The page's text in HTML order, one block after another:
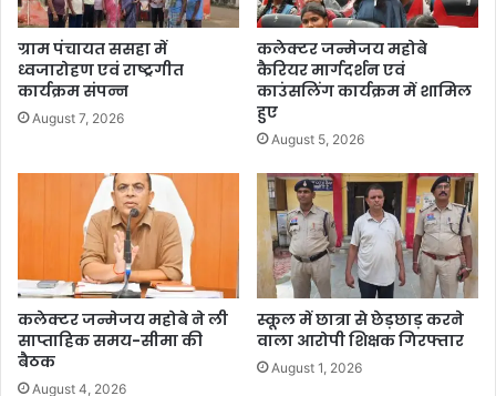
ग्राम पंचायत ससहा में
ध्वजारोहण एवं राष्ट्रगीत
कार्यक्रम संपन्न
August 7, 2026
कलेक्टर जन्मेजय महोबे
कैरियर मार्गदर्शन एवं
काउंसलिंग कार्यक्रम में शामिल
हुए
August 5, 2026
कलेक्टर जन्मेजय महोबे ने ली
साप्ताहिक समय-सीमा की
बैठक
August 4, 2026
स्कूल में छात्रा से छेड़छाड़ करने
वाला आरोपी शिक्षक गिरफ्तार
August 1, 2026